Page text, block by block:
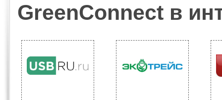
GreenConnect в